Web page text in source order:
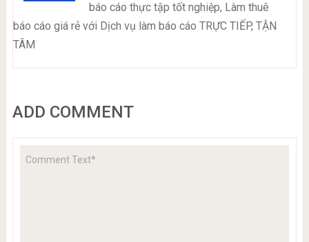
báo cáo thực tập tốt nghiệp, Làm thuê
báo cáo giá rẻ với Dịch vụ làm báo cáo TRỰC TIẾP, TẬN
TÂM
ADD COMMENT